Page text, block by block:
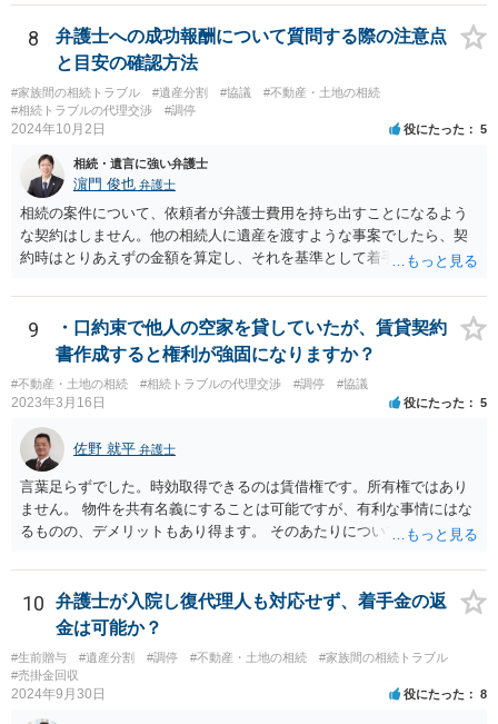
価）は不要ということもあります。 ただ、前提として、遺産分割はし
なければならないでしょうから、現実的にはいずれにせよ不動産評価
は必要でしょう。
8
弁護士への成功報酬について質問する際の注意点
と目安の確認方法
#家族間の相続トラブル #遺産分割 #協議
#不動産・土地の相続
#相続トラブルの代理交渉
#調停
2024年10月2日 役にたった 5
相続・遺言に強い弁護士
濵門 俊也 弁護士
相続の案件について、依頼者が弁護士費用を持ち出すことになるよう
な契約はしません。他の相続人に遺産を渡すような事案でしたら、契
約時はとりあえずの金額を算定し、それを基準として着手金を設定
あり得ます。 今後の見通しを言わないで契約はできないです。依頼者
が納得できる説明を受けるべきです。
9
・口約束で他人の空家を貸していたが、賃貸契約
書作成すると権利が強固になりますか？
#不動産・土地の相続 #相続トラブルの代理交渉 #調停 #協議
2023年3月16日 役にたった 5
佐野 就平 弁護士
言葉足らずでした。時効取得できるのは賃借権です。所有権ではあり
ません。 物件を共有名義にすることは可能ですが、有利な事情にはな
るものの、デメリットもあり得ます。 そのあたりについては、お近く
10
弁護士が入院し復代理人も対応せず、着手金の返
金は可能か？
#生前贈与 #遺産分割 #調停 #不動産・土地の相続
#家族間の相続トラブル
#売掛金回収
2024年9月30日 役にたった 8